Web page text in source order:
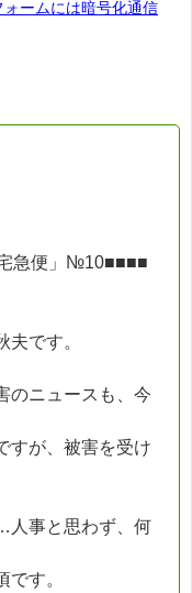
ームには暗号化通信
急便」№10■■■■
です。
のニュースも、今
すが、被害を受け
人事と思わず、何
す。